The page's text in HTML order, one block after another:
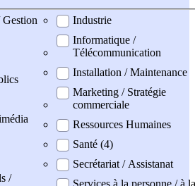
/
Industrie
Informatique /
Télécommunication
Installation / Maintenance
Marketing / Stratégie
commerciale
Ressources Humaines
Santé (4)
Secrétariat / Assistanat
Services à la personne / à la